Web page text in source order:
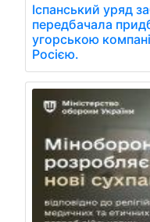
Іспанський уряд
передбачала
угорською
Росією.